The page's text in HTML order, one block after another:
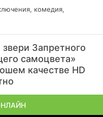
комедия,
Запретного
самоцвета»
качестве HD